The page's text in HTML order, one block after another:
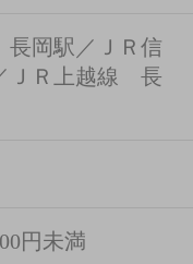
岡駅／ＪＲ信
ＪＲ上越線 長
円未満